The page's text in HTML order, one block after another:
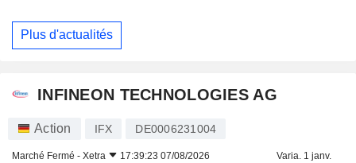
Plus d'actualités
INFINEON TECHNOLOGIES AG
Action IFX DE0006231004
Marché Fermé - Xetra 17:39:23 07/08/2026 Varia. 1 janv.